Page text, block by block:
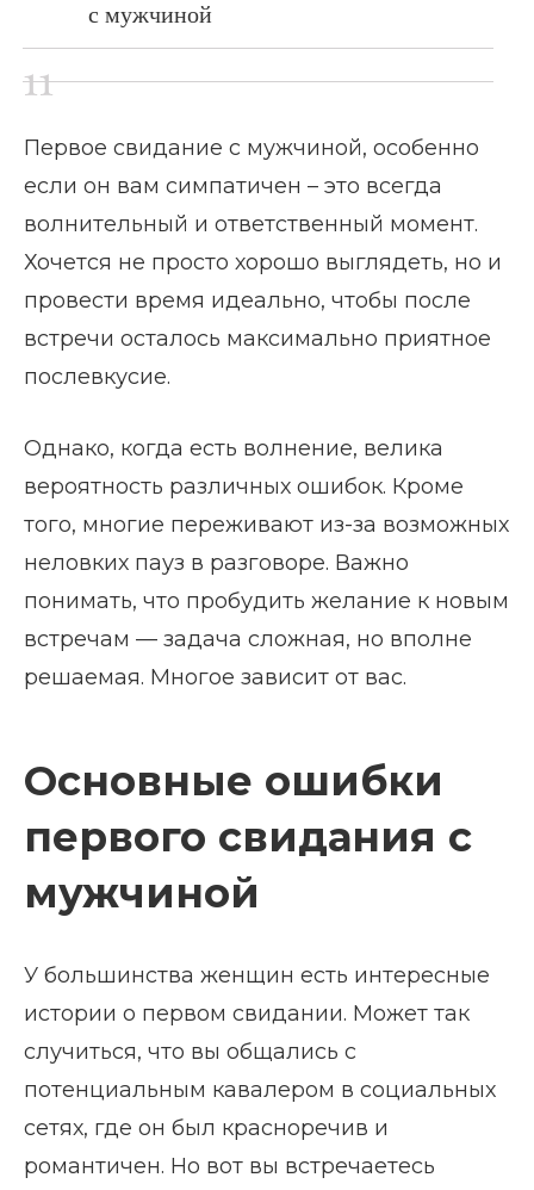
с мужчиной
Первое свидание с мужчиной, особенно
если он вам симпатичен – это всегда
волнительный и ответственный момент.
Хочется не просто хорошо выглядеть, но и
провести время идеально, чтобы после
встречи осталось максимально приятное
послевкусие.
Однако, когда есть волнение, велика
вероятность различных ошибок. Кроме
того, многие переживают из-за возможных
неловких пауз в разговоре. Важно
понимать, что пробудить желание к новым
встречам — задача сложная, но вполне
решаемая. Многое зависит от вас.
Основные ошибки
первого свидания с
мужчиной
У большинства женщин есть интересные
истории о первом свидании. Может так
случиться, что вы общались с
потенциальным кавалером в социальных
сетях, где он был красноречив и
романтичен. Но вот вы встречаетесь